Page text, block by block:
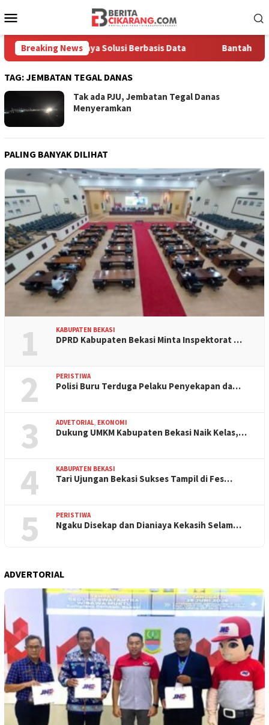
ke
Mobile
Breaking News
Pentingnya Solusi Berbasis Data Bantah
TAG:JEMBATAN TEGAL DANAS
Tak ada PJU, Jembatan Tegal Danas
Menyeramkan
PALING BANYAK DILIHAT
1 KABUPATEN BEKASI
DPRD Kabupaten Bekasi Minta Inspektorat …
2 PERISTIWA
Polisi Buru Terduga Pelaku Penyekapan da…
3 ADVETORIAL, EKONOMI
Dukung UMKM Kabupaten Bekasi Naik Kelas,…
4 KABUPATEN BEKASI
Tari Ujungan Bekasi Sukses Tampil di Fes…
5 PERISTIWA
Ngaku Disekap dan Dianiaya Kekasih Selam…
ADVERTORIAL